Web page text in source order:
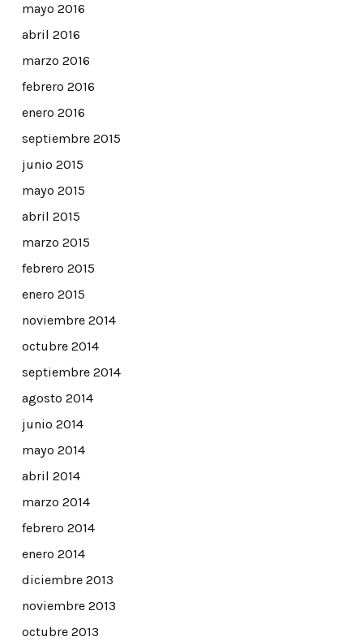
mayo 2016
abril 2016
marzo 2016
febrero 2016
enero 2016
septiembre 2015
junio 2015
mayo 2015
abril 2015
marzo 2015
febrero 2015
enero 2015
noviembre 2014
octubre 2014
septiembre 2014
agosto 2014
junio 2014
mayo 2014
abril 2014
marzo 2014
febrero 2014
enero 2014
diciembre 2013
noviembre 2013
octubre 2013